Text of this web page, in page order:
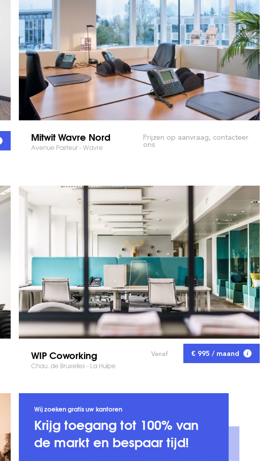
Mitwit Wavre Nord
Avenue Pasteur - Wavre
Prijzen op aanvraag, contacteer
ons
WIP Coworking
Chau. de Bruxelles - La Hulpe
Vanaf € 995 / maand
Wij zoeken gratis uw kantoren
Krijg toegang tot 100% van
de markt en bespaar tijd!